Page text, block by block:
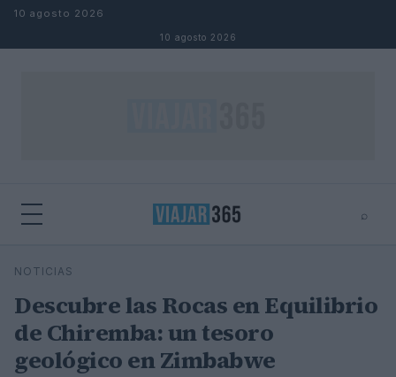
Saltar al contenido
10 agosto 2026
10 agosto 2026
⌕
Buscar
NOTICIAS
Descubre las Rocas en Equilibrio
de Chiremba: un tesoro
geológico en Zimbabwe